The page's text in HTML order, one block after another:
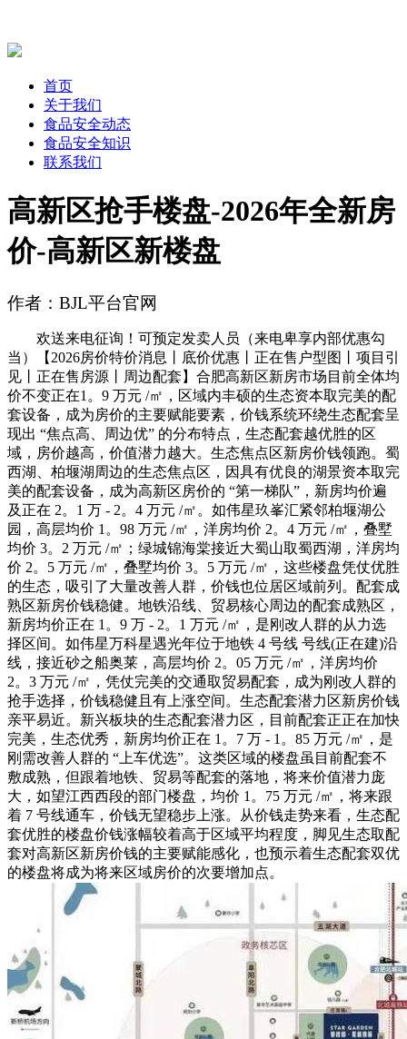
首页
关于我们
食品安全动态
食品安全知识
联系我们
高新区抢手楼盘-2026年全新房
价-高新区新楼盘
作者：BJL平台官网
欢送来电征询！可预定发卖人员（来电卑享内部优惠勾
当）【2026房价特价消息丨底价优惠丨正在售户型图丨项目引
见丨正在售房源丨周边配套】合肥高新区新房市场目前全体均
价不变正在1。9 万元 /㎡，区域内丰硕的生态资本取完美的配
套设备，成为房价的主要赋能要素，价钱系统环绕生态配套呈
现出 “焦点高、周边优” 的分布特点，生态配套越优胜的区
域，房价越高，价值潜力越大。生态焦点区新房价钱领跑。蜀
西湖、柏堰湖周边的生态焦点区，因具有优良的湖景资本取完
美的配套设备，成为高新区房价的 “第一梯队”，新房均价遍
及正在 2。1 万 - 2。4 万元 /㎡。如伟星玖峯汇紧邻柏堰湖公
园，高层均价 1。98 万元 /㎡，洋房均价 2。4 万元 /㎡，叠墅
均价 3。2 万元 /㎡；绿城锦海棠接近大蜀山取蜀西湖，洋房均
价 2。5 万元 /㎡，叠墅均价 3。5 万元 /㎡，这些楼盘凭仗优胜
的生态，吸引了大量改善人群，价钱也位居区域前列。配套成
熟区新房价钱稳健。地铁沿线、贸易核心周边的配套成熟区，
新房均价正在 1。9 万 - 2。1 万元 /㎡，是刚改人群的从力选
择区间。如伟星万科星遇光年位于地铁 4 号线 号线(正在建)沿
线，接近砂之船奥莱，高层均价 2。05 万元 /㎡，洋房均价
2。3 万元 /㎡，凭仗完美的交通取贸易配套，成为刚改人群的
抢手选择，价钱稳健且有上涨空间。生态配套潜力区新房价钱
亲平易近。新兴板块的生态配套潜力区，目前配套正正在加快
完美，生态优秀，新房均价正在 1。7 万 - 1。85 万元 /㎡，是
刚需改善人群的 “上车优选”。这类区域的楼盘虽目前配套不
敷成熟，但跟着地铁、贸易等配套的落地，将来价值潜力庞
大，如望江西西段的部门楼盘，均价 1。75 万元 /㎡，将来跟
着 7 号线通车，价钱无望稳步上涨。从价钱走势来看，生态配
套优胜的楼盘价钱涨幅较着高于区域平均程度，脚见生态取配
套对高新区新房价钱的主要赋能感化，也预示着生态配套双优
的楼盘将成为将来区域房价的次要增加点。